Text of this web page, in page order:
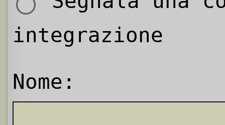
integrazione
Nome: